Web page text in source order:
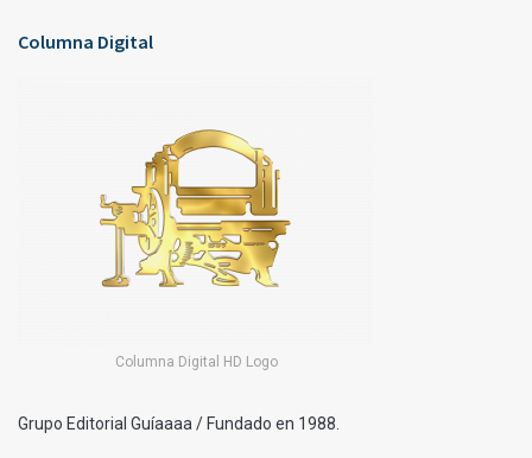
Columna Digital
Columna Digital HD Logo
Grupo Editorial Guíaaaa / Fundado en 1988.